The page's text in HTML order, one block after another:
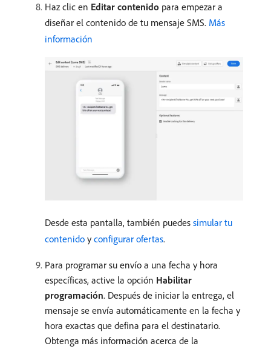
Haz clic en Editar contenido para empezar a
diseñar el contenido de tu mensaje SMS. Más
información
Desde esta pantalla, también puedes simular tu
contenido yconfigurar ofertas.
Para programar su envío a una fecha y hora
específicas, active la opción Habilitar
programación. Después de iniciar la entrega, el
mensaje se envía automáticamente en la fecha y
hora exactas que defina para el destinatario.
Obtenga más información acerca de la